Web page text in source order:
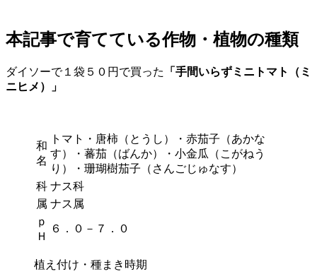
本記事で育てている作物・植物の種類
ダイソーで１袋５０円で買った
「手間いらずミニトマト（ミ
ニヒメ）」
和
名
トマト・唐柿（とうし）・赤茄子（あかな
す）・蕃茄（ばんか）・小金瓜（こがねう
り）・珊瑚樹茄子（さんごじゅなす）
科 ナス科
属 ナス属
ｐ
Ｈ
６．０－７．０
植え付け・種まき時期